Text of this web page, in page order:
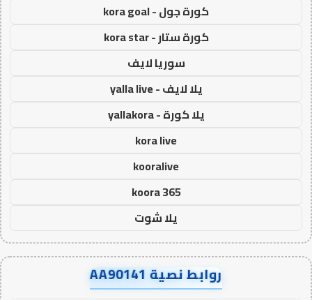
كورة جول - kora goal
كورة ستار - kora star
سوريا لايف
يلا لايف - yalla live
يلا كورة - yallakora
kora live
kooralive
koora 365
يلا شوت
روابط نصية AA90141